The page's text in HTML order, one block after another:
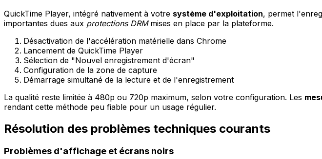
QuickTime Player, intégré nativement à votre système d'exploitation, permet
importantes dues aux protections DRMmises en place par la plateforme.
Désactivation de l'accélération matérielle dans Chrome
Lancement de QuickTime Player
Sélection de "Nouvel enregistrement d'écran"
Configuration de la zone de capture
Démarrage simultané de la lecture et de l'enregistrement
La qualité reste limitée à 480p ou 720p maximum, selon votre configuration. Les
rendant cette méthode peu fiable pour un usage régulier.
Résolution des problèmes techniques courants
Problèmes d'affichage et écrans noirs